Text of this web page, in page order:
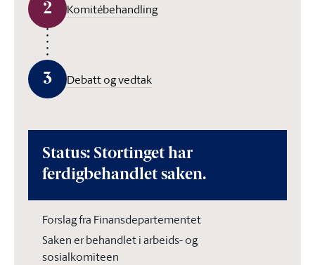
2 Komitébehandling
3 Debatt og vedtak
Status: Stortinget har
ferdigbehandlet saken.
Forslag fra Finansdepartementet
Saken er behandlet i arbeids- og
sosialkomiteen